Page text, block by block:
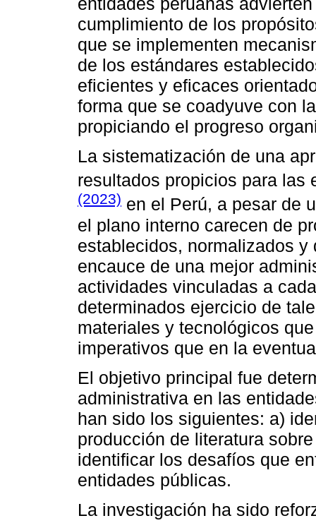
cumplimiento de los
que se implementen
de los estándares
eficientes y eficaces
forma que se coadyuve con
propiciando el progreso
La sistematización de una
resultados propicios para
(2023) en el Perú, a pesar de
el plano interno carecen de
establecidos, normalizados
encauce de una mejor
actividades vinculadas a
determinados ejercicio de
materiales y tecnológicos
imperativos que en la
El objetivo principal fue
administrativa en las
han sido los siguientes: a)
producción de literatura
identificar los desafíos que
entidades públicas.
La investigación ha sido